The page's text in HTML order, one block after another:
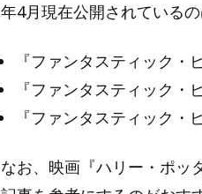
年4月現在公開されているの
『ファンタスティック・
『ファンタスティック・
『ファンタスティック・
なお、映画『ハリー・ポッ